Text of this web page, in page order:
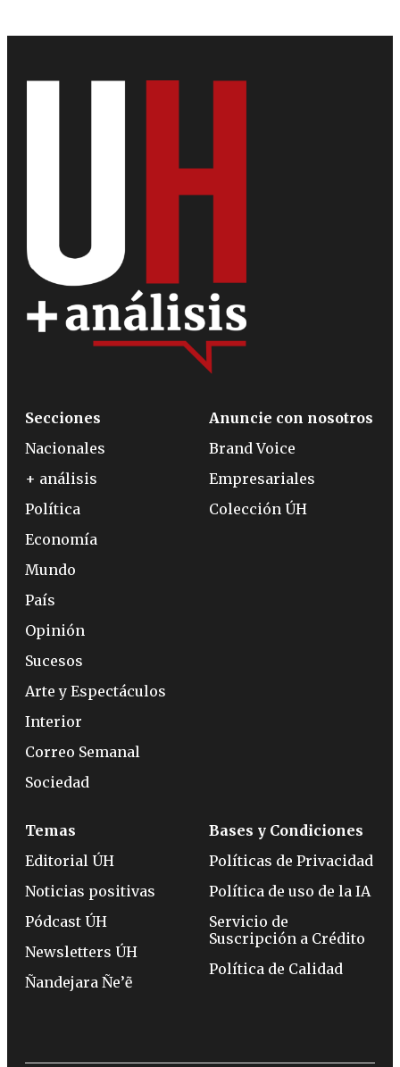
Secciones
Nacionales
+ análisis
Política
Economía
Mundo
País
Opinión
Sucesos
Arte y Espectáculos
Interior
Correo Semanal
Sociedad
Anuncie con nosotros
Brand Voice
Empresariales
Colección ÚH
Temas
Editorial ÚH
Noticias positivas
Pódcast ÚH
Newsletters ÚH
Ñandejara Ñe’ẽ
Bases y Condiciones
Políticas de Privacidad
Política de uso de la IA
Servicio de
Suscripción a Crédito
Política de Calidad